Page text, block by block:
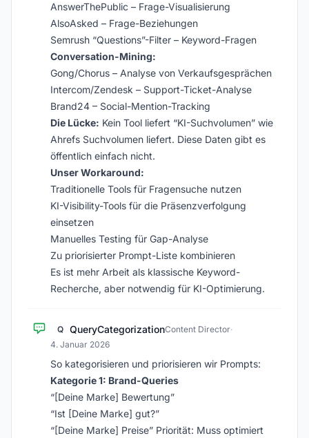
AnswerThePublic – Frage-Visualisierung
AlsoAsked – Frage-Beziehungen
Semrush “Questions”-Filter – Keyword-Fragen
Conversation-Mining:
Gong/Chorus – Analyse von Verkaufsgesprächen
Intercom/Zendesk – Support-Ticket-Analyse
Brand24 – Social-Mention-Tracking
Die Lücke: Kein Tool liefert “KI-Suchvolumen” wie
Ahrefs Suchvolumen liefert. Diese Daten gibt es
öffentlich einfach nicht.
Unser Workaround:
Traditionelle Tools für Fragensuche nutzen
KI-Visibility-Tools für die Präsenzverfolgung
einsetzen
Manuelles Testing für Gap-Analyse
Zu priorisierter Prompt-Liste kombinieren
Es ist mehr Arbeit als klassische Keyword-
Recherche, aber notwendig für KI-Optimierung.
Q QueryCategorizationContent Director·
4. Januar 2026
So kategorisieren und priorisieren wir Prompts:
Kategorie 1: Brand-Queries
“[Deine Marke] Bewertung”
“Ist [Deine Marke] gut?”
“[Deine Marke] Preise” Priorität: Muss optimiert